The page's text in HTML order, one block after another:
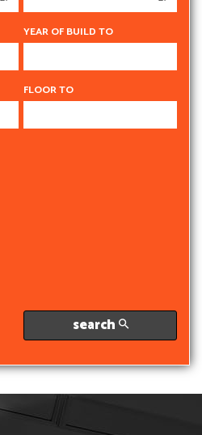
6 rooms
YEAR OF BUILD TO
FLOOR TO
search